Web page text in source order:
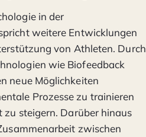
in der
weitere Entwicklungen
von Athleten. Durch
wie Biofeedback
neue Möglichkeiten
Prozesse zu trainieren
steigern. Darüber hinaus
zwischen